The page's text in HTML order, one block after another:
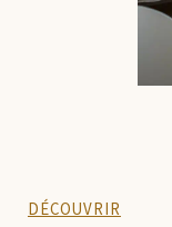
DÉCOUVRIR